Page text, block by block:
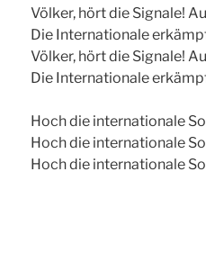
Völker, hört die Signale!
Die Internationale
Völker, hört die Signale!
Die Internationale
Hoch die internationale
Hoch die internationale
Hoch die internationale